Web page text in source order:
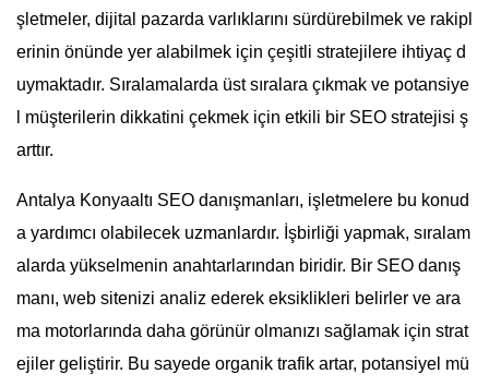
şletmeler, dijital pazarda varlıklarını sürdürebilmek ve rakipl
erinin önünde yer alabilmek için çeşitli stratejilere ihtiyaç d
uymaktadır. Sıralamalarda üst sıralara çıkmak ve potansiye
l müşterilerin dikkatini çekmek için etkili bir SEO stratejisi ş
arttır.
Antalya Konyaaltı SEO danışmanları, işletmelere bu konud
a yardımcı olabilecek uzmanlardır. İşbirliği yapmak, sıralam
alarda yükselmenin anahtarlarından biridir. Bir SEO danış
manı, web sitenizi analiz ederek eksiklikleri belirler ve ara
ma motorlarında daha görünür olmanızı sağlamak için strat
ejiler geliştirir. Bu sayede organik trafik artar, potansiyel mü